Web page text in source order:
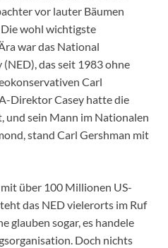
vor lauter Bäumen
wohl wichtigste
war das National
das seit 1983 ohne
Carl
Direktor Casey hatte die
und sein Mann im Nationalen
stand Carl Gershman mit
über 100 Millionen US-
das NED vielerorts im Ruf
glauben sogar, es handele
Doch nichts